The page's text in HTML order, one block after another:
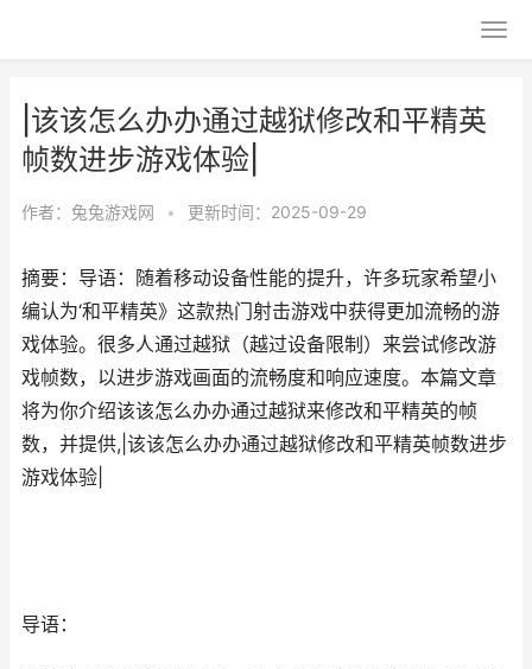
|该该怎么办办通过越狱修改和平精英
帧数进步游戏体验|
作者： 兔兔游戏网 • 更新时间：2025-09-29
摘要：导语：随着移动设备性能的提升，许多玩家希望小
编认为‘和平精英》这款热门射击游戏中获得更加流畅的游
戏体验。很多人通过越狱（越过设备限制）来尝试修改游
戏帧数，以进步游戏画面的流畅度和响应速度。本篇文章
将为你介绍该该怎么办办通过越狱来修改和平精英的帧
数，并提供,|该该怎么办办通过越狱修改和平精英帧数进步
游戏体验|
导语：